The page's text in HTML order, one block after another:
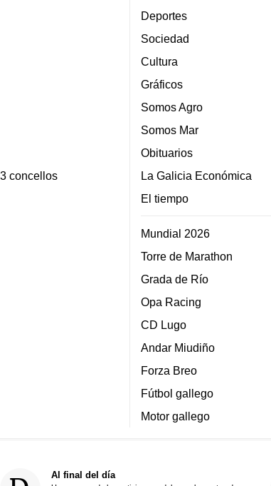
concellos
Deportes
Sociedad
Cultura
Gráficos
Somos Agro
Somos Mar
Obituarios
La Galicia Económica
El tiempo
Mundial 2026
Torre de Marathon
Grada de Río
Opa Racing
CD Lugo
Andar Miudiño
Forza Breo
Fútbol gallego
Motor gallego
Al final del día